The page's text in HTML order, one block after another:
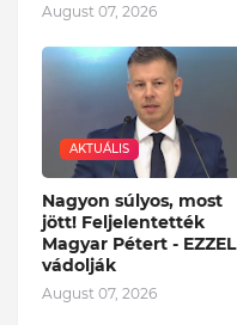
August 07, 2026
AKTUÁLIS
Nagyon súlyos, most
jött! Feljelentették
Magyar Pétert - EZZEL
vádolják
August 07, 2026